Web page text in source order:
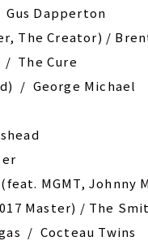
Dapperton
The Creator) /
/ The Cure
/ George Michael
MGMT, Johnny
Master) / The
/ Cocteau Twins